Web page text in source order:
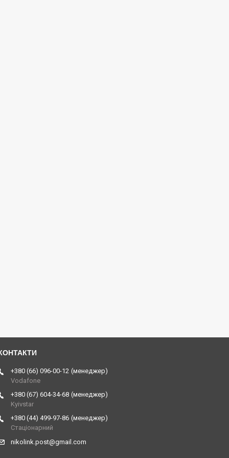
+380 (66) 096-00-12 менеджер
Vodafone
+380 (67) 604-34-68 менеджер
Kyivstar
+380 (44) 499-97-86 менеджер
Стаціонарний
nikolink.post@gmail.com